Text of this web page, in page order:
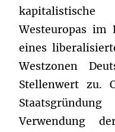
Westeuropas im
eines
Westzonen
Stellenwert zu.
Verwendung